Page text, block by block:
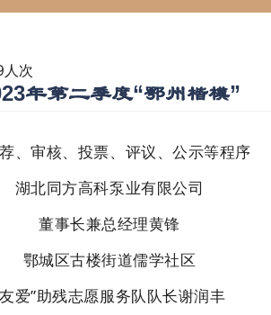
次
年第二季度“鄂州楷模”
、审核、投票、评议、公示等程序
湖北同方高科泵业有限公司
董事长兼总经理黄锋
鄂城区古楼街道儒学社区
爱”助残志愿服务队队长谢润丰